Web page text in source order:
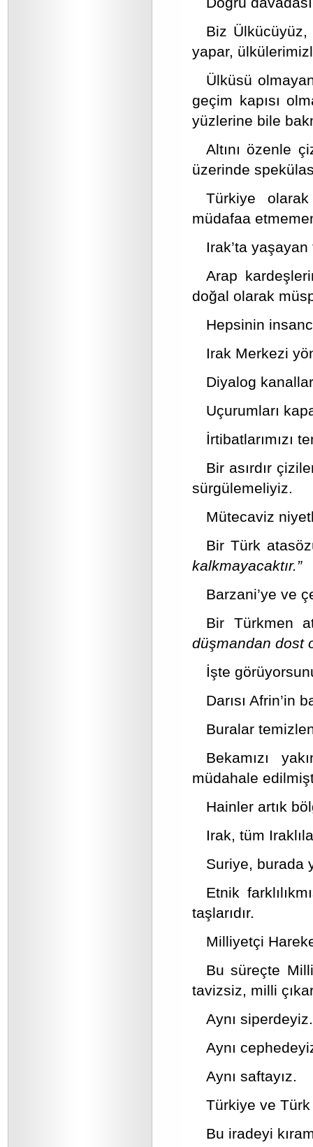
Biz
yapar,
Ülküsü
geçim kapısı
yüzlerine bile
Altını özenle
üzerinde
Türkiye olarak
müdafaa
Irak’ta yaşayan
Arap
doğal olarak
Hepsinin
Irak Merkezi
Diyalog
Uçurumları
İrtibatlarımızı
Bir asırdır
sürgülemeliyiz.
Mütecaviz
Bir Türk
kalkmayacaktır.”
Barzani’ye ve
Bir Türkmen
düşmandan dost
İşte
Darısı Afrin’in
Buralar
Bekamızı
müdahale
Hainler artık
Irak, tüm
Suriye, burada
Etnik
taşlarıdır.
Milliyetçi
Bu süreçte
tavizsiz, milli
Aynı siperdeyiz.
Aynı
Aynı saftayız.
Türkiye ve
Bu iradeyi